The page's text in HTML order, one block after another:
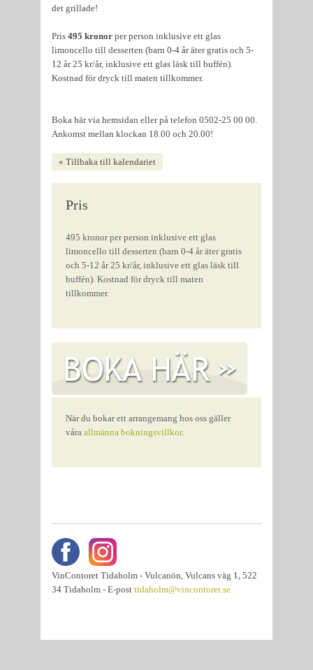
det grillade!
Pris 495 kronor per person inklusive ett glas
limoncello till desserten (barn 0-4 år äter gratis och 5-
12 år 25 kr/år, inklusive ett glas läsk till buffén).
Kostnad för dryck till maten tillkommer.
Boka här via hemsidan eller på telefon 0502-25 00 00.
Ankomst mellan klockan 18.00 och 20.00!
« Tillbaka till kalendariet
Pris
495 kronor per person inklusive ett glas
limoncello till desserten (barn 0-4 år äter gratis
och 5-12 år 25 kr/år, inklusive ett glas läsk till
buffén). Kostnad för dryck till maten
tillkommer.
När du bokar ett arrangemang hos oss gäller
våra allmänna bokningsvillkor.
VinContoret Tidaholm - Vulcanön, Vulcans väg 1, 522
34 Tidaholm - E-post tidaholm@vincontoret.se